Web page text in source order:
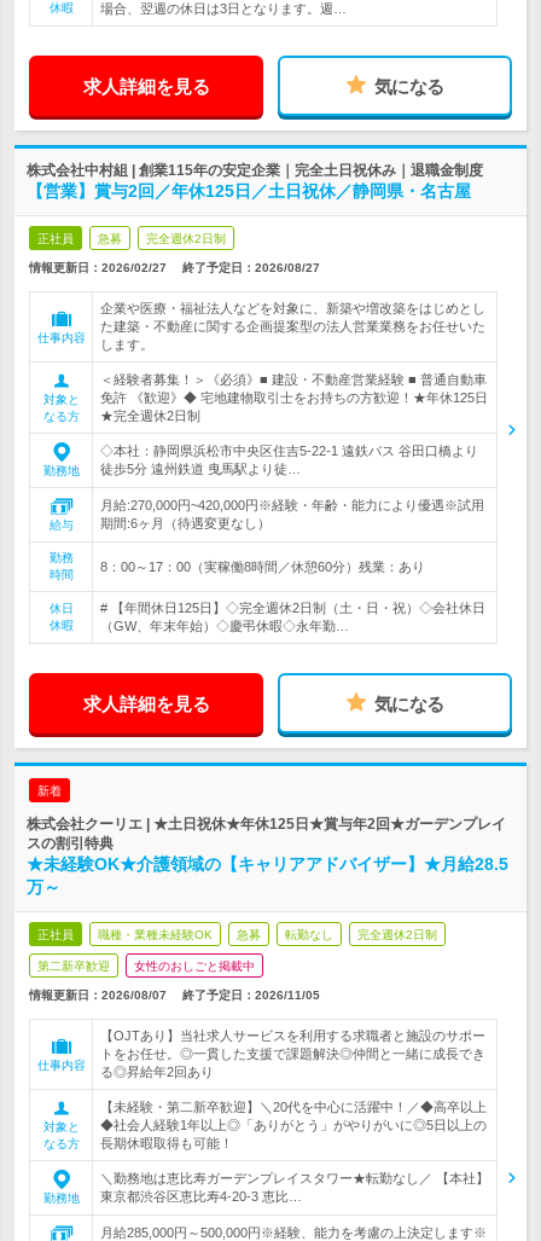
休暇
場合、翌週の休日は3日となります。週…
求人詳細を見る 気になる
株式会社中村組 | 創業115年の安定企業｜完全土日祝休み｜退職金制度
【営業】賞与2回／年休125日／土日祝休／静岡県・名古屋
正社員 急募 完全週休2日制
情報更新日：2026/02/27 終了予定日： 2026/08/27
仕事内容
企業や医療・福祉法人などを対象に、新築や増改築をはじめとし
た建築・不動産に関する企画提案型の法人営業業務をお任せいた
します。
対象と
なる方
＜経験者募集！＞《必須》■ 建設・不動産営業経験 ■ 普通自動車
免許 《歓迎》◆ 宅地建物取引士をお持ちの方歓迎！★年休125日
★完全週休2日制
勤務地
◇本社：静岡県浜松市中央区住吉5-22-1 遠鉄バス 谷田口橋より
徒歩5分 遠州鉄道 曳馬駅より徒…
給与
月給:270,000円~420,000円※経験・年齢・能力により優遇※試用
期間:6ヶ月（待遇変更なし）
勤務
時間
8：00～17：00（実稼働8時間／休憩60分）残業：あり
休日
休暇
# 【年間休日125日】◇完全週休2日制（土・日・祝）◇会社休日
（GW、年末年始）◇慶弔休暇◇永年勤…
求人詳細を見る 気になる
新着
株式会社クーリエ | ★土日祝休★年休125日★賞与年2回★ガーデンプレイ
スの割引特典
★未経験OK★介護領域の【キャリアアドバイザー】★月給28.5
万～
正社員 職種・業種未経験OK 急募 転勤なし 完全週休2日制
第二新卒歓迎 女性のおしごと掲載中
情報更新日：2026/08/07 終了予定日： 2026/11/05
仕事内容
【OJTあり】当社求人サービスを利用する求職者と施設のサポー
トをお任せ。◎一貫した支援で課題解決◎仲間と一緒に成長でき
る◎昇給年2回あり
対象と
なる方
【未経験・第二新卒歓迎】＼20代を中心に活躍中！／◆高卒以上
◆社会人経験1年以上◎「ありがとう」がやりがいに◎5日以上の
長期休暇取得も可能！
勤務地
＼勤務地は恵比寿ガーデンプレイスタワー★転勤なし／ 【本社】
東京都渋谷区恵比寿4-20-3 恵比…
月給285,000円～500,000円※経験、能力を考慮の上決定します※